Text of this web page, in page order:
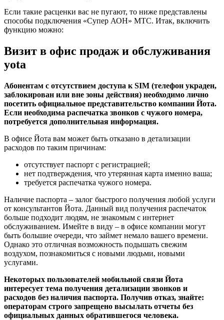
Если такие расценки вас не пугают, то ниже представлены
способы подключения «Супер АОН» МТС. Итак, включить
функцию можно:
Визит в офис продаж и обслуживания
yota
Абонентам с отсутствием доступа к SIM (телефон украден,
заблокирован или вне зоны действия) необходимо лично
посетить официальное представительство компании Йота.
Если необходима распечатка звонков с чужого номера,
потребуется дополнительная информация.
В офисе Йота вам может быть отказано в детализации
расходов по таким причинам:
отсутствует паспорт с регистрацией;
нет подтверждения, что утерянная карта именно ваша;
требуется распечатка чужого номера.
Наличие паспорта – залог быстрого получения любой услуги
от консультантов Йота. Данный вид получения распечаток
больше подходит людям, не знакомым с интернет
обслуживанием. Имейте в виду – в офисе компании могут
быть большие очереди, что займет немало вашего времени.
Однако это отличная возможность подышать свежим
воздухом, познакомиться с новыми людьми, новыми
услугами.
Некоторых пользователей мобильной связи Йота
интересует тема получения детализации звонков и
расходов без наличия паспорта. Получив отказ, знайте:
операторам строго запрещено высылать отчеты без
официальных данных обратившегося человека.